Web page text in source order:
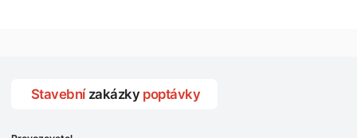
Stavební zakázky poptávky